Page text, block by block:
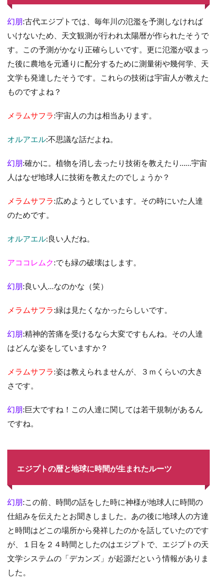
幻朋:古代エジプトでは、毎年川の氾濫を予測しなければ
いけないため、天文観測が行われ太陽暦が作られたそうで
す。この予測がかなり正確らしいです。更に氾濫が収まっ
た後に農地を元通りに配分するために測量術や幾何学、天
文学も発達したそうです。これらの技術は宇宙人が教えた
ものですよね？
メラムサフラ:宇宙人の力は相当あります。
オルアエル:不思議な話だよね。
幻朋:確かに。植物を消し去ったり技術を教えたり……宇宙
人はなぜ地球人に技術を教えたのでしょうか？
メラムサフラ:広めようとしています。その時にいた人達
のためです。
オルアエル:良い人だね。
アココレムク:でも緑の破壊はします。
幻朋:良い人…なのかな（笑）
メラムサフラ:緑は見たくなかったらしいです。
幻朋:精神的苦痛を受けるなら大変ですもんね。その人達
はどんな姿をしていますか？
メラムサフラ:姿は教えられませんが、３ｍくらいの大き
さです。
幻朋:巨大ですね！この人達に関しては若干規制があるん
ですね。
エジプトの暦と地球に時間が生まれたルーツ
幻朋:この前、時間の話をした時に神様が地球人に時間の
仕組みを伝えたとお聞きしました。あの後に地球人の方達
と時間はどこの場所から発祥したのかを話していたのです
が、１日を２４時間としたのはエジプトで、エジプトの天
文学システムの「デカンズ」が起源だという情報がありま
した。